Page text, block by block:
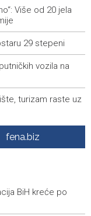
Više od 20 jela
29 stepeni
vozila na
turizam raste uz
(nedjelja)
ilustracije uvodi
ozlijeđene osobe,
fena.biz
BiH kreće po